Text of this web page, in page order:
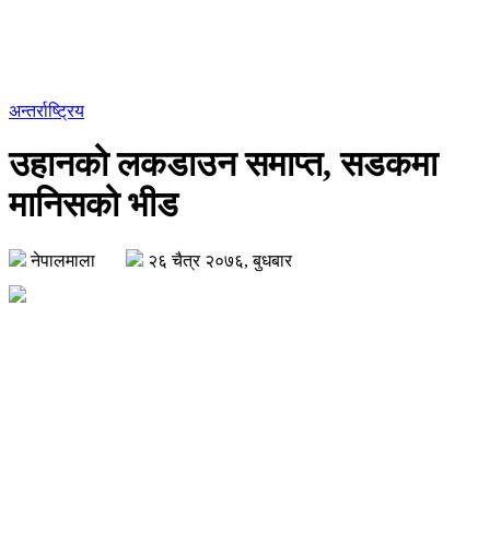
अन्तर्राष्ट्रिय
उहानको लकडाउन समाप्त, सडकमा
मानिसको भीड
नेपालमाला २६ चैत्र २०७६, बुधबार